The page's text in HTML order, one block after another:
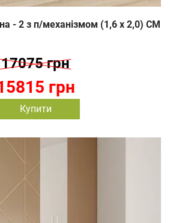
- 2 з п/механізмом (1,6 х 2,0) СМ
грн
17075 грн
Купити